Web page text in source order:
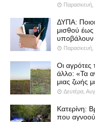
Παρασκευή,
ΔΥΠΑ: Ποιοι
μισθού
υποβάλουν
Παρασκευή,
Οι αγρότες
άλλο: «Τα
μιας ζωής
Δευτέρα,
Κατερίνη:
που